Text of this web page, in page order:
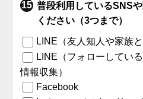
普段利用しているSNS
ください（3つまで）
LINE（友人知人や家族と
LINE（フォローしてい
情報収集）
Facebook